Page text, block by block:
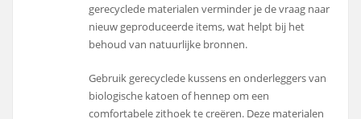
gerecyclede materialen verminder je de vraag naar
nieuw geproduceerde items, wat helpt bij het
behoud van natuurlijke bronnen.
Gebruik gerecyclede kussens en onderleggers van
biologische katoen of hennep om een
comfortabele zithoek te creëren. Deze materialen